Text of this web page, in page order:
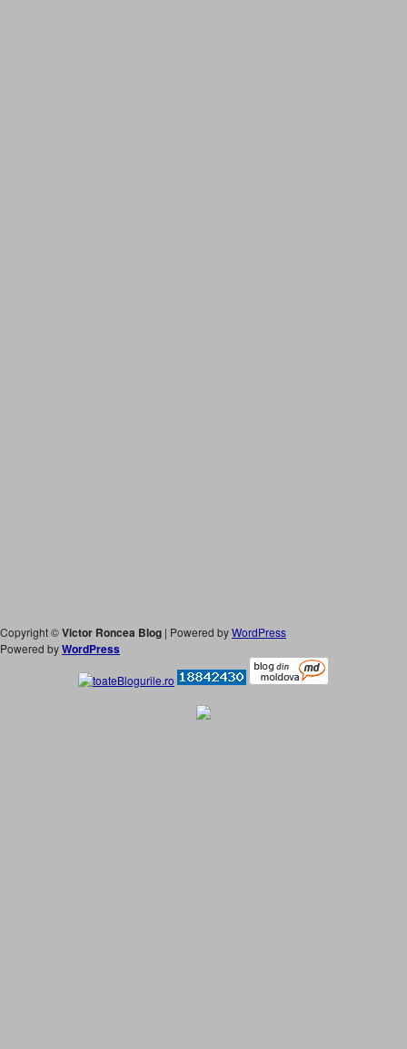
Copyright ©Victor Roncea Blog | Powered byWordPress
Powered byWordPress